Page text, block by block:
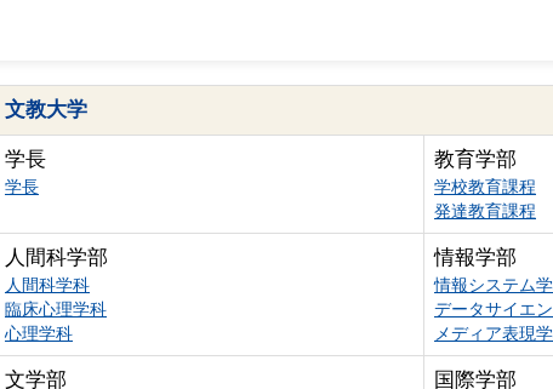
文教大学
学長
学長
教育学部
学校教育課程
発達教育課程
人間科学部
人間科学科
臨床心理学科
心理学科
情報学部
情報システム
データサイエ
メディア表現
文学部 国際学部